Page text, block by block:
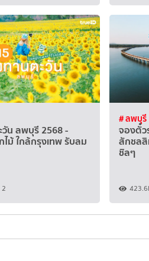
น ลพบุรี 2568 -
ม้ ใกล้กรุงเทพ รับลม
2
# ลพบุรี
จองตั๋ว
สักชล
ชิลๆ